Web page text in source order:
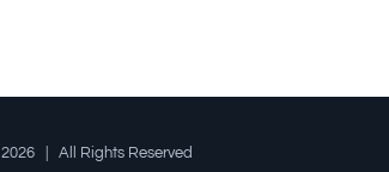
2026 | All Rights Reserved